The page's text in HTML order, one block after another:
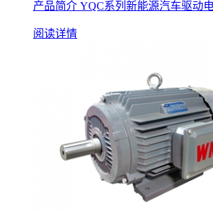
产品简介 YQC系列新能源汽车驱动
阅读详情